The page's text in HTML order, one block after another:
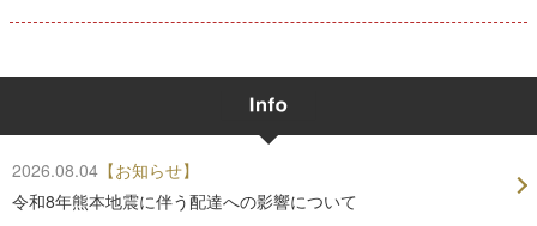
2026.08.04 【お知らせ】
令和8年熊本地震に伴う配達への影響について